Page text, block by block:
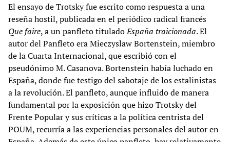
El ensayo de Trotsky fue escrito como respuesta a una
reseña hostil, publicada en el periódico radical francés
Que faire, a un panfleto tituladoEspaña traicionada. El
autor del Panfleto era Mieczyslaw Bortenstein, miembro
de la Cuarta Internacional, que escribió con el
pseudónimo M. Casanova. Bortenstein había luchado en
España, donde fue testigo del sabotaje de los estalinistas
a la revolución. El panfleto, aunque influido de manera
fundamental por la exposición que hizo Trotsky del
Frente Popular y sus críticas a la política centrista del
POUM, recurría a las experiencias personales del autor en